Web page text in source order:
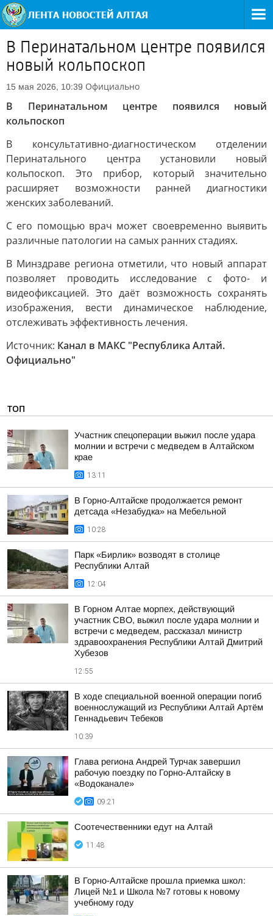
В Перинатальном центре появился
новый кольпоскоп
15 мая 2026, 10:39 Официально
В Перинатальном центре появился новый
кольпоскоп
В консультативно-диагностическом отделении
Перинатального центра установили новый
кольпоскоп. Это прибор, который значительно
расширяет возможности ранней диагностики
женских заболеваний.
С его помощью врач может своевременно выявить
различные патологии на самых ранних стадиях.
В Минздраве региона отметили, что новый аппарат
позволяет проводить исследование с фото- и
видеофиксацией. Это даёт возможность сохранять
изображения, вести динамическое наблюдение,
отслеживать эффективность лечения.
Источник: Канал в МАКС "Республика Алтай.
Официально"
ТОП
Участник спецоперации выжил после удара
молнии и встречи с медведем в Алтайском
крае
13:11
В Горно-Алтайске продолжается ремонт
детсада «Незабудка» на Мебельной
10:28
Парк «Бирлик» возводят в столице
Республики Алтай
12:04
В Горном Алтае морпех, действующий
участник СВО, выжил после удара молнии и
встречи с медведем, рассказал министр
здравоохранения Республики Алтай Дмитрий
Хубезов
12:55
В ходе специальной военной операции погиб
военнослужащий из Республики Алтай Артём
Геннадьевич Тебеков
10:39
Глава региона Андрей Турчак завершил
рабочую поездку по Горно-Алтайску в
«Водоканале»
09:21
Соотечественники едут на Алтай
11:48
В Горно-Алтайске прошла приемка школ:
Лицей №1 и Школа №7 готовы к новому
учебному году